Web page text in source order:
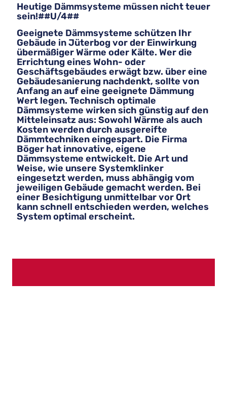
Heutige Dämmsysteme müssen nicht teuer
sein!##U/4##
Geeignete Dämmsysteme schützen Ihr
Gebäude in Jüterbog vor der Einwirkung
übermäßiger Wärme oder Kälte. Wer die
Errichtung eines Wohn- oder
Geschäftsgebäudes erwägt bzw. über eine
Gebäudesanierung nachdenkt, sollte von
Anfang an auf eine geeignete Dämmung
Wert legen. Technisch optimale
Dämmsysteme wirken sich günstig auf den
Mitteleinsatz aus: Sowohl Wärme als auch
Kosten werden durch ausgereifte
Dämmtechniken eingespart. Die Firma
Böger hat innovative, eigene
Dämmsysteme entwickelt. Die Art und
Weise, wie unsere Systemklinker
eingesetzt werden, muss abhängig vom
jeweiligen Gebäude gemacht werden. Bei
einer Besichtigung unmittelbar vor Ort
kann schnell entschieden werden, welches
System optimal erscheint.